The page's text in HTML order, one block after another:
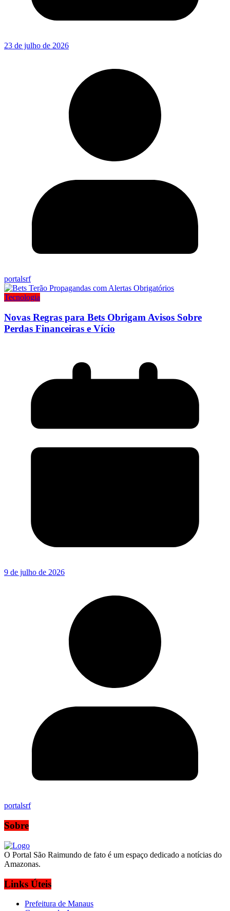
23 de julho de 2026
portalsrf
Tecnologia
Novas Regras para Bets Obrigam Avisos Sobre
Perdas Financeiras e Vício
9 de julho de 2026
portalsrf
Sobre
O Portal São Raimundo de fato é um espaço dedicado a notícias do
Amazonas.
Links Úteis
Prefeitura de Manaus